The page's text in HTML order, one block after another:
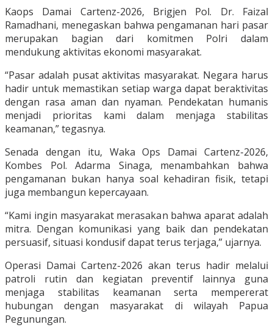
Kaops Damai Cartenz-2026, Brigjen Pol. Dr. Faizal
Ramadhani, menegaskan bahwa pengamanan hari pasar
merupakan bagian dari komitmen Polri dalam
mendukung aktivitas ekonomi masyarakat.
“Pasar adalah pusat aktivitas masyarakat. Negara harus
hadir untuk memastikan setiap warga dapat beraktivitas
dengan rasa aman dan nyaman. Pendekatan humanis
menjadi prioritas kami dalam menjaga stabilitas
keamanan,” tegasnya.
Senada dengan itu, Waka Ops Damai Cartenz-2026,
Kombes Pol. Adarma Sinaga, menambahkan bahwa
pengamanan bukan hanya soal kehadiran fisik, tetapi
juga membangun kepercayaan.
“Kami ingin masyarakat merasakan bahwa aparat adalah
mitra. Dengan komunikasi yang baik dan pendekatan
persuasif, situasi kondusif dapat terus terjaga,” ujarnya.
Operasi Damai Cartenz-2026 akan terus hadir melalui
patroli rutin dan kegiatan preventif lainnya guna
menjaga stabilitas keamanan serta mempererat
hubungan dengan masyarakat di wilayah Papua
Pegunungan.